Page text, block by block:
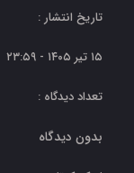
تاریخ انتشار :
۱۵ تیر ۱۴۰۵ - ۲۳:۵۹
تعداد دیدگاه :
بدون دیدگاه